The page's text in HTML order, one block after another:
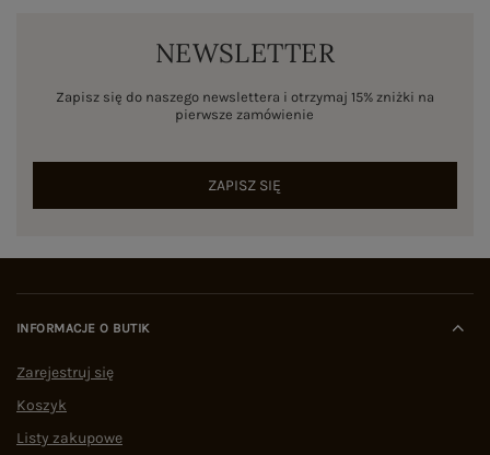
NEWSLETTER
Zapisz się do naszego newslettera i otrzymaj 15% zniżki na
pierwsze zamówienie
ZAPISZ SIĘ
INFORMACJE O BUTIK
Zarejestruj się
Koszyk
Listy zakupowe